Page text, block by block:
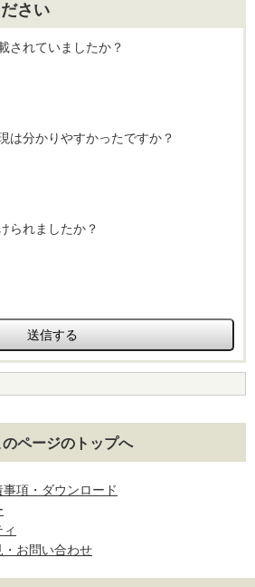
さい
されていましたか？
は分かりやすかったですか？
られましたか？
のページのトップへ
項・ダウンロード
お問い合わせ